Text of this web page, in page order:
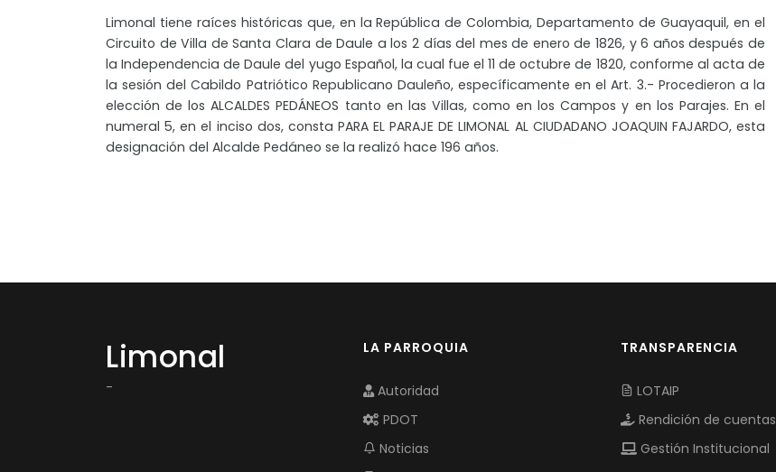
Limonal tiene raíces históricas que, en la República de Colombia, Departamento de Guayaquil, en el
Circuito de Villa de Santa Clara de Daule a los 2 días del mes de enero de 1826, y 6 años después de
la Independencia de Daule del yugo Español, la cual fue el 11 de octubre de 1820, conforme al acta de
la sesión del Cabildo Patriótico Republicano Dauleño, específicamente en el Art. 3.- Procedieron a la
elección de los ALCALDES PEDÁNEOS tanto en las Villas, como en los Campos y en los Parajes. En el
numeral 5, en el inciso dos, consta PARA EL PARAJE DE LIMONAL AL CIUDADANO JOAQUIN FAJARDO, esta
designación del Alcalde Pedáneo se la realizó hace 196 años.
Limonal
-
LA PARROQUIA
Autoridad
PDOT
Noticias
TRANSPARENCIA
LOTAIP
Rendición de cuentas
Gestión Institucional